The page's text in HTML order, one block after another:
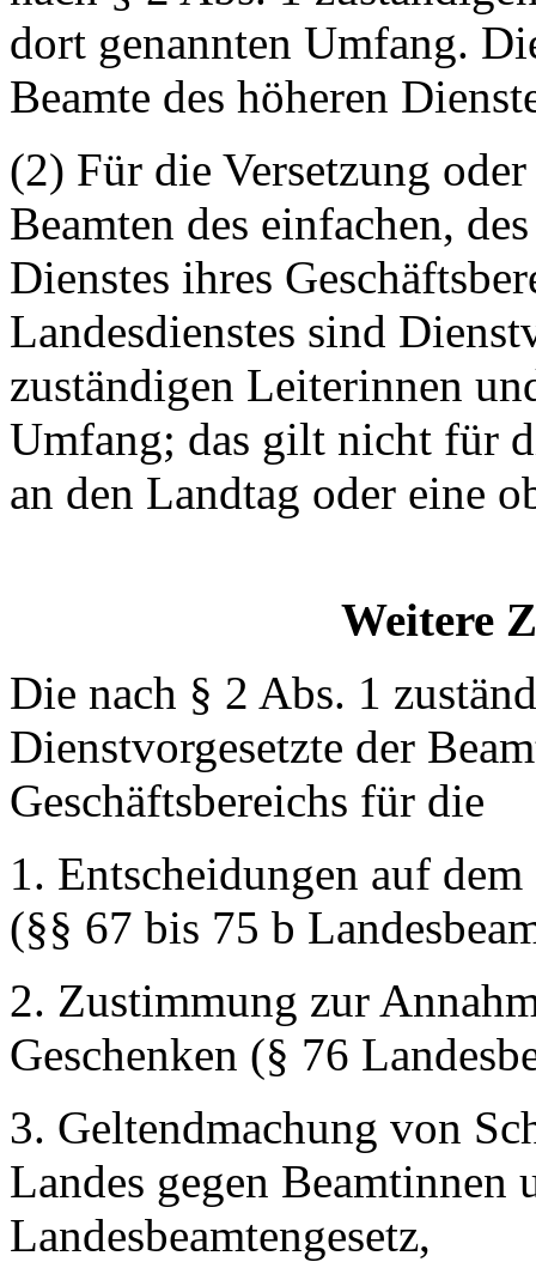
dort genannten Umfang.
Beamte des höheren
(2) Für die Versetzung
Beamten des einfachen,
Dienstes ihres
Landesdienstes sind
zuständigen Leiterinnen
Umfang; das gilt nicht für
an den Landtag oder eine
Weitere
Die nach § 2 Abs. 1
Dienstvorgesetzte der
Geschäftsbereichs für die
1. Entscheidungen auf
(§§ 67 bis 75 b
2. Zustimmung zur
Geschenken (§ 76
3. Geltendmachung von
Landes gegen Beamtinnen
Landesbeamtengesetz,